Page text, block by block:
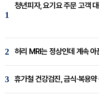
1
청년피자, 요기요 주문 고객
2 허리 MRI는 정상인데 계속
3 휴가철 건강검진, 금식·복용